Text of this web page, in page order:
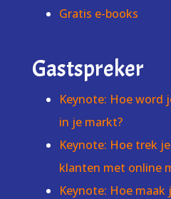
Gratis e-books
Gastspreker
Keynote: Hoe word
in je markt?
Keynote: Hoe trek
klanten met online
Keynote: Hoe maak